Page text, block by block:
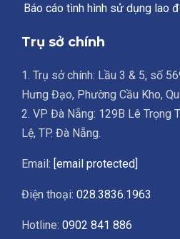
Báo cáo tình hình sử dụng lao
Trụ sở chính
1. Trụ sở chính: Lầu 3 & 5, số
Hưng Đạo, Phường Cầu Kho,
2. VP Đà Nẵng: 129B Lê Trọng
Lệ, TP. Đà Nẵng.
Email: [email protected]
Điện thoại: 028.3836.1963
Hotline: 0902 841 886